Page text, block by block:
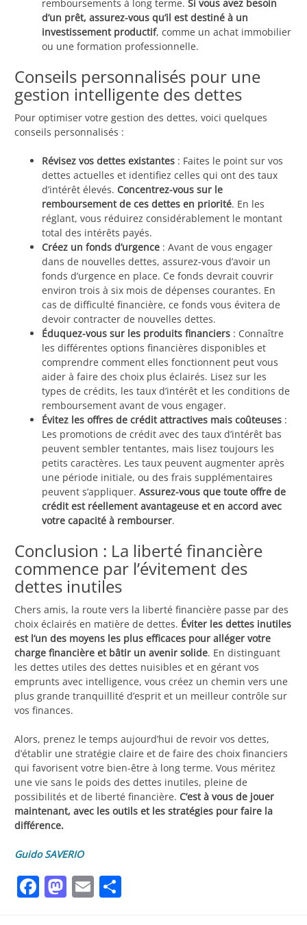
remboursements à long terme. Si vous avez besoin
d’un prêt, assurez-vous qu’il est destiné à un
investissement productif, comme un achat immobilier
ou une formation professionnelle.
Conseils personnalisés pour une
gestion intelligente des dettes
Pour optimiser votre gestion des dettes, voici quelques
conseils personnalisés :
Révisez vos dettes existantes : Faites le point sur vos
dettes actuelles et identifiez celles qui ont des taux
d’intérêt élevés. Concentrez-vous sur le
remboursement de ces dettes en priorité. En les
réglant, vous réduirez considérablement le montant
total des intérêts payés.
Créez un fonds d’urgence : Avant de vous engager
dans de nouvelles dettes, assurez-vous d’avoir un
fonds d’urgence en place. Ce fonds devrait couvrir
environ trois à six mois de dépenses courantes. En
cas de difficulté financière, ce fonds vous évitera de
devoir contracter de nouvelles dettes.
Éduquez-vous sur les produits financiers : Connaître
les différentes options financières disponibles et
comprendre comment elles fonctionnent peut vous
aider à faire des choix plus éclairés. Lisez sur les
types de crédits, les taux d’intérêt et les conditions de
remboursement avant de vous engager.
Évitez les offres de crédit attractives mais coûteuses :
Les promotions de crédit avec des taux d’intérêt bas
peuvent sembler tentantes, mais lisez toujours les
petits caractères. Les taux peuvent augmenter après
une période initiale, ou des frais supplémentaires
peuvent s’appliquer. Assurez-vous que toute offre de
crédit est réellement avantageuse et en accord avec
votre capacité à rembourser.
Conclusion : La liberté financière
commence par l’évitement des
dettes inutiles
Chers amis, la route vers la liberté financière passe par des
choix éclairés en matière de dettes. Éviter les dettes inutiles
est l’un des moyens les plus efficaces pour alléger votre
charge financière et bâtir un avenir solide. En distinguant
les dettes utiles des dettes nuisibles et en gérant vos
emprunts avec intelligence, vous créez un chemin vers une
plus grande tranquillité d’esprit et un meilleur contrôle sur
vos finances.
Alors, prenez le temps aujourd’hui de revoir vos dettes,
d’établir une stratégie claire et de faire des choix financiers
qui favorisent votre bien-être à long terme. Vous méritez
une vie sans le poids des dettes inutiles, pleine de
possibilités et de liberté financière. C’est à vous de jouer
maintenant, avec les outils et les stratégies pour faire la
différence.
Guido SAVERIO
Facebook
Mastodon
Email